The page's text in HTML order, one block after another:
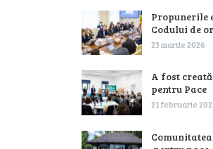
Propunerile
Codului de
23 martie 2026
A fost
pentru Pace
21 februarie